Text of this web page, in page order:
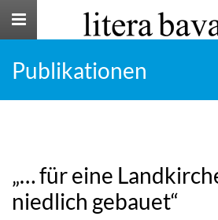
Toggle
Publikationen
„… für eine
niedlich gebauet“